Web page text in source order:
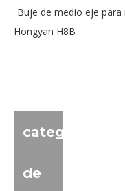
Buje de medio eje para
Hongyan H8B
categoria
de